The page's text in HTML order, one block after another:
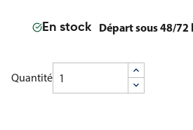
En stock Départ sous 48/72
Quantité